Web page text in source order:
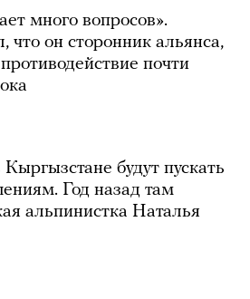
много вопросов».
что он сторонник альянса,
почти
будут пускать
Год назад там
альпинистка Наталья